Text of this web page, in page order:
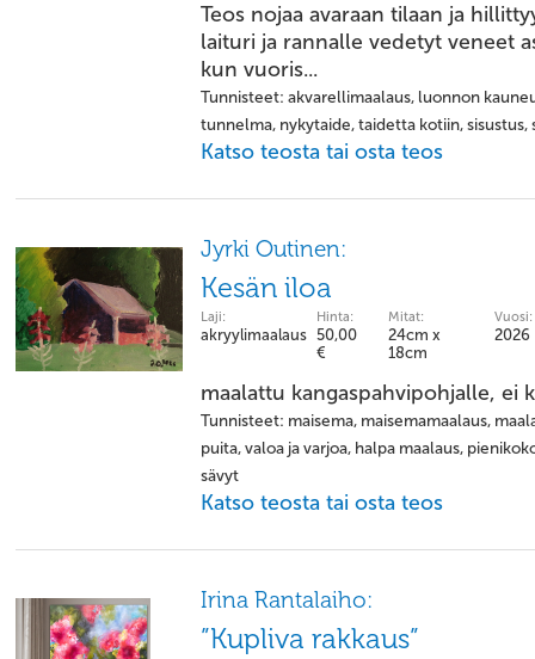
Teos nojaa avaraan tilaan ja
laituri ja rannalle vedetyt veneet
kun vuoris...
Tunnisteet: akvarellimaalaus, luonnon
tunnelma, nykytaide, taidetta kotiin, sisustus,
Katso teosta tai osta teos
Jyrki Outinen:
Kesän iloa
Laji:
akryylimaalaus
Hinta:
50,00
€
Mitat:
24cm x
18cm
Vuosi:
2026
maalattu kangaspahvipohjalle, ei
Tunnisteet: maisema, maisemamaalaus,
puita, valoa ja varjoa, halpa maalaus,
sävyt
Katso teosta tai osta teos
Irina Rantalaiho:
”Kupliva rakkaus”